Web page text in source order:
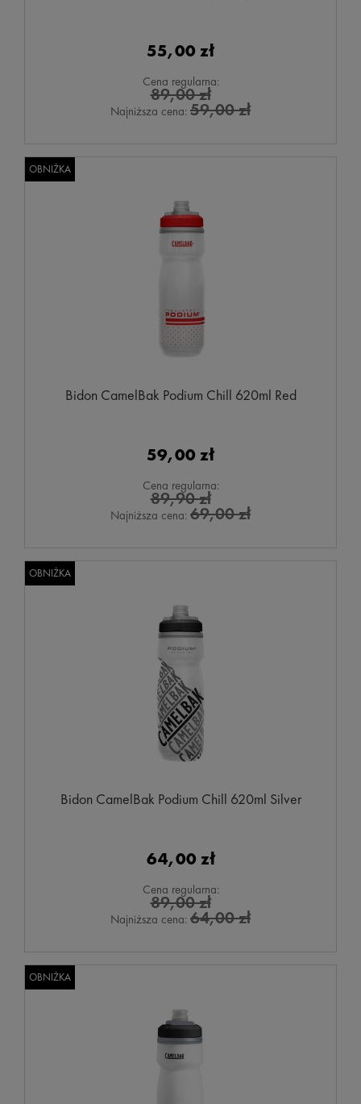
55,00 zł
Cena regularna:
89,00 zł
Najniższa cena: 59,00 zł
Bidon CamelBak Podium Chill 620ml Red
59,00 zł
Cena regularna:
89,90 zł
Najniższa cena: 69,00 zł
OBNIŻKA
Bidon CamelBak Podium Chill 620ml Silver
64,00 zł
Cena regularna:
89,00 zł
Najniższa cena: 64,00 zł
OBNIŻKA
OBNIŻKA